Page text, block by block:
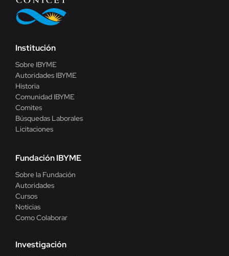
Institución
Sobre IBYME
Autoridades IBYME
Historia
Comunidad IBYME
Comites
Búsquedas Laborales
Licitaciones
Fundación IBYME
Sobre la Fundación
Autoridades
Cursos
Noticias
Como Colaborar
Investigación